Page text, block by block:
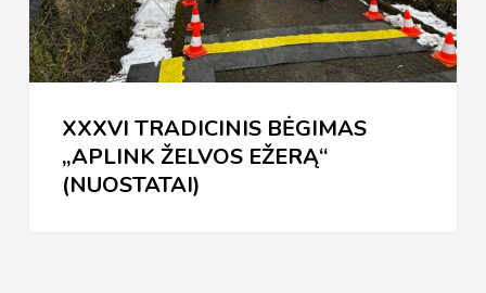
(NUOSTATAI)
XXXVI TRADICINIS BĖGIMAS
„APLINK ŽELVOS EŽERĄ“
(NUOSTATAI)